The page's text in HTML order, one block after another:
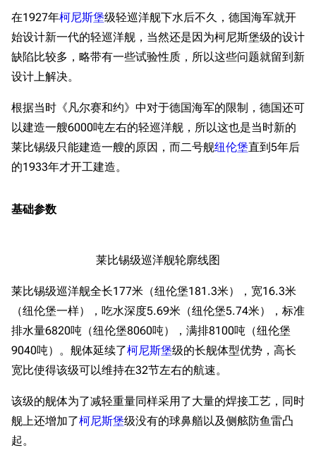
在1927年柯尼斯堡级轻巡洋舰下水后不久，德国海军就开
始设计新一代的轻巡洋舰，当然还是因为柯尼斯堡级的设计
缺陷比较多，略带有一些试验性质，所以这些问题就留到新
设计上解决。
根据当时《凡尔赛和约》中对于德国海军的限制，德国还可
以建造一艘6000吨左右的轻巡洋舰，所以这也是当时新的
莱比锡级只能建造一艘的原因，而二号舰纽伦堡直到5年后
的1933年才开工建造。
基础参数
莱比锡级巡洋舰轮廓线图
莱比锡级巡洋舰全长177米（纽伦堡181.3米），宽16.3米
（纽伦堡一样），吃水深度5.69米（纽伦堡5.74米），标准
排水量6820吨（纽伦堡8060吨），满排8100吨（纽伦堡
9040吨）。舰体延续了柯尼斯堡级的长舰体型优势，高长
宽比使得该级可以维持在32节左右的航速。
该级的舰体为了减轻重量同样采用了大量的焊接工艺，同时
舰上还增加了柯尼斯堡级没有的球鼻艏以及侧舷防鱼雷凸
起。